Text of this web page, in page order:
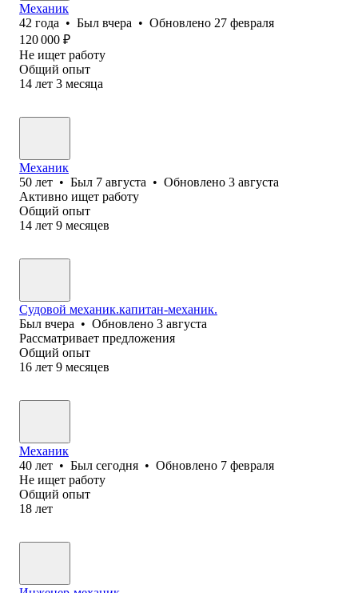
Механик
42 года • Был вчера • Обновлено 27 февраля
120 000 ₽
Не ищет работу
Общий опыт
14 лет 3 месяца
Механик
50 лет • Был 7 августа • Обновлено 3 августа
Активно ищет работу
Общий опыт
14 лет 9 месяцев
Судовой механик.капитан-механик.
Был вчера • Обновлено 3 августа
Рассматривает предложения
Общий опыт
16 лет 9 месяцев
Механик
40 лет • Был сегодня • Обновлено 7 февраля
Не ищет работу
Общий опыт
18 лет